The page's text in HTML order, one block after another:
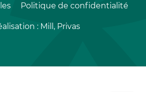
Politique de confidentialité
: Mill, Privas